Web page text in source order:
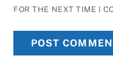
FOR THE NEXT TIME I